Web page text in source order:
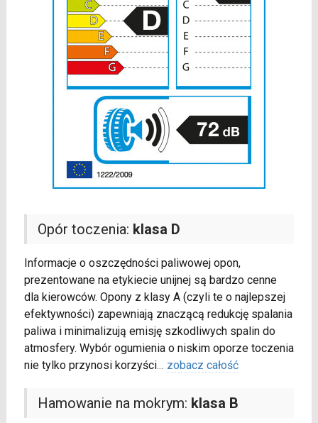
Opór toczenia: klasa D
Informacje o oszczędności paliwowej opon,
prezentowane na etykiecie unijnej są bardzo cenne
dla kierowców. Opony z klasy A (czyli te o najlepszej
efektywności) zapewniają znaczącą redukcję spalania
paliwa i minimalizują emisję szkodliwych spalin do
atmosfery. Wybór ogumienia o niskim oporze toczenia
nie tylko przynosi korzyści... zobacz całość
Hamowanie na mokrym: klasa B